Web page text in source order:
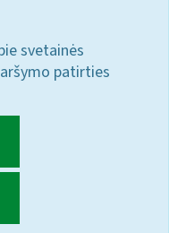
svetainės
patirties